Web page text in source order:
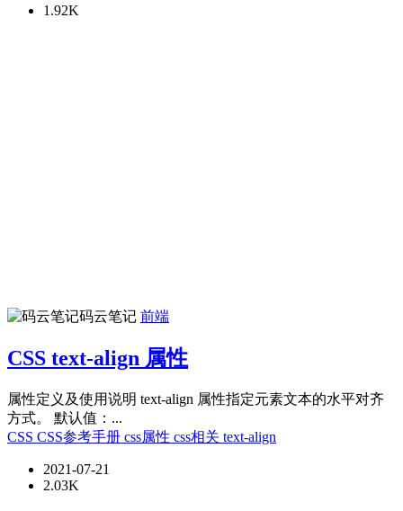
1.92K
码云笔记 前端
CSS text-align 属性
属性定义及使用说明 text-align 属性指定元素文本的水平对齐
方式。 默认值：...
CSS CSS参考手册 css属性 css相关 text-align
2021-07-21
2.03K